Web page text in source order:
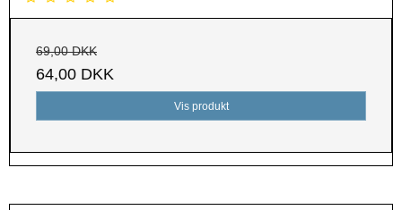
69,00 DKK
64,00 DKK
Vis produkt